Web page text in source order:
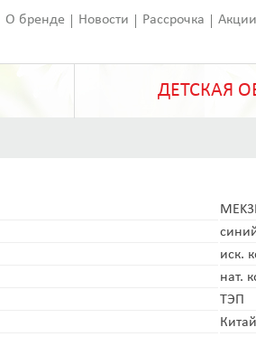
О бренде Новости Рассрочка Акции
ДЕТСКАЯ
иск.
нат.
ТЭП
Китай